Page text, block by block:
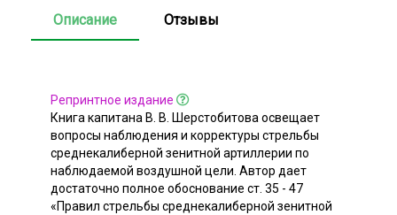
Описание Отзывы
Репринтное издание
Книга капитана В. В. Шерстобитова освещает
вопросы наблюдения и корректуры стрельбы
среднекалиберной зенитной артиллерии по
наблюдаемой воздушной цели. Автор дает
достаточно полное обоснование ст. 35 - 47
«Правил стрельбы среднекалиберной зенитной